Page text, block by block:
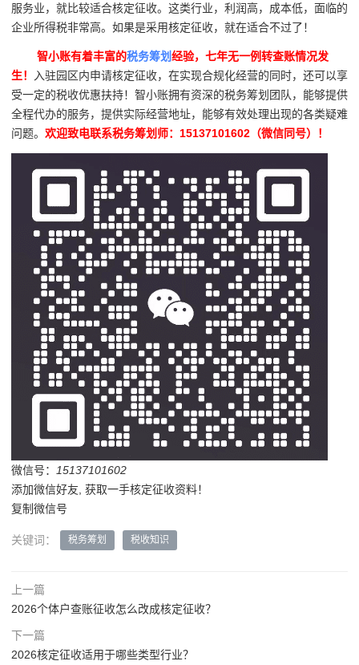
服务业，就比较适合核定征收。这类行业，利润高，成本低，面临的
企业所得税非常高。如果是采用核定征收，就在适合不过了！
智小账有着丰富的税务筹划经验，七年无一例转查账情况发
生！
入驻园区内申请核定征收，在实现合规化经营的同时，还可以享
受一定的税收优惠扶持！智小账拥有资深的税务筹划团队，能够提供
全程代办的服务，提供实际经营地址，能够有效处理出现的各类疑难
问题。 欢迎致电联系税务筹划师：15137101602（微信同号）！
微信号：
15137101602
添加微信好友, 获取一手核定征收资料！
复制微信号
关键词： 税务筹划 税收知识
上一篇
2026个体户查账征收怎么改成核定征收？
下一篇
2026核定征收适用于哪些类型行业？